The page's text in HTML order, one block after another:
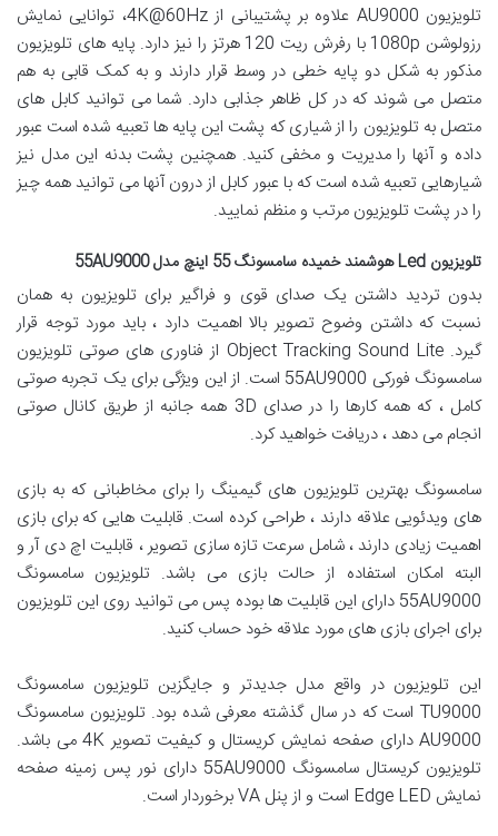
تلویزیون AU9000 علاوه بر پشتیبانی از 4K@60Hz، توانایی نمایش
رزولوشن 1080p با رفرش ریت 120 هرتز را نیز دارد. پایه های تلویزیون
مذکور به شکل دو پایه خطی در وسط قرار دارند و به کمک قابی به هم
متصل می شوند که در کل ظاهر جذابی دارد. شما می توانید کابل های
متصل به تلویزیون را از شیاری که پشت این پایه ها تعبیه شده است عبور
داده و آنها را مدیریت و مخفی کنید. همچنین پشت بدنه این مدل نیز
شیارهایی تعبیه شده است که با عبور کابل از درون آنها می توانید همه چیز
را در پشت تلویزیون مرتب و منظم نمایید.
تلویزیون Led هوشمند خمیده سامسونگ 55 اینچ مدل 55AU9000
بدون تردید داشتن یک صدای قوی و فراگیر برای تلویزیون به همان
نسبت که داشتن وضوح تصویر بالا اهمیت دارد ، باید مورد توجه قرار
گیرد. Object Tracking Sound Lite از فناوری های صوتی تلویزیون
سامسونگ فورکی 55AU9000 است. از این ویژگی برای یک تجربه صوتی
کامل ، که همه کارها را در صدای 3D همه جانبه از طریق کانال صوتی
انجام می دهد ، دریافت خواهید کرد.
سامسونگ بهترین تلویزیون های گیمینگ را برای مخاطبانی که به بازی
های ویدئویی علاقه دارند ، طراحی کرده است. قابلیت هایی که برای بازی
اهمیت زیادی دارند ، شامل سرعت تازه سازی تصویر ، قابلیت اچ دی آر و
البته امکان استفاده از حالت بازی می باشد. تلویزیون سامسونگ
55AU9000 دارای این قابلیت ها بوده پس می توانید روی این تلویزیون
برای اجرای بازی های مورد علاقه خود حساب کنید.
این تلویزیون در واقع مدل جدیدتر و جایگزین تلویزیون سامسونگ
TU9000 است که در سال گذشته معرفی شده بود. تلویزیون سامسونگ
AU9000 دارای صفحه نمایش کریستال و کیفیت تصویر 4K می باشد.
تلویزیون کریستال سامسونگ 55AU9000 دارای نور پس زمینه صفحه
نمایش Edge LED است و از پنل VA برخوردار است.